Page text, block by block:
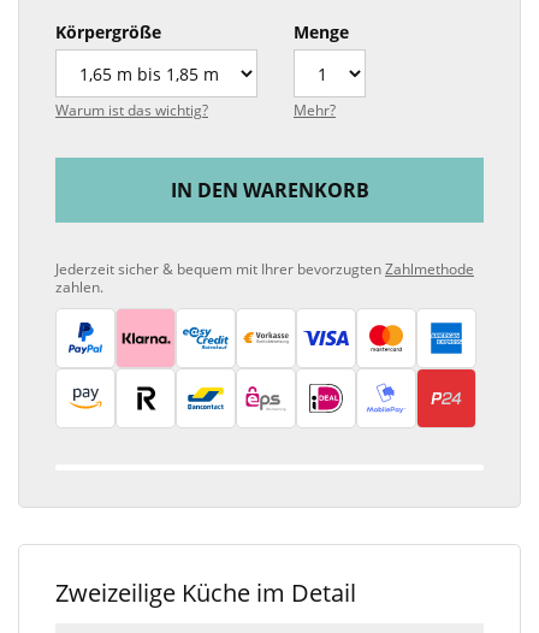
Körpergröße
Warum ist das wichtig?
Menge
Mehr?
IN DEN WARENKORB
Jederzeit sicher & bequem mit Ihrer bevorzugtenZahlmethode
zahlen.
Zweizeilige Küche im Detail